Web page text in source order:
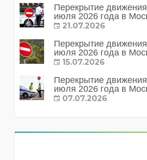
Перекрытие
июля 2026 года в
21.07.2026
Перекрытие
июля 2026 года в
15.07.2026
Перекрытие
июля 2026 года в
07.07.2026